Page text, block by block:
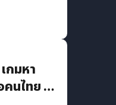
กมหา
นไทย ที่